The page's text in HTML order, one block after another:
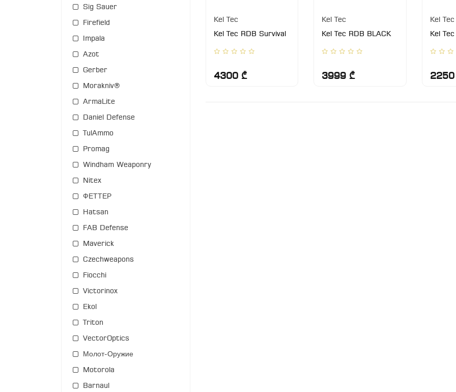
Sig Sauer
Firefield
Impala
Azot
Gerber
Morakniv®
ArmaLite
Daniel Defense
TulAmmo
Promag
Windham Weaponry
Nitex
ФЕТТЕР
Hatsan
FAB Defense
Maverick
Czechweapons
Fiocchi
Victorinox
Ekol
Triton
VectorOptics
Молот-Оружие
Motorola
Barnaul
Kel Tec
Kel Tec RDB Survival
4300 ₾
Kel Tec
Kel Tec RDB BLACK
3999 ₾
Kel Tec
Kel
2250